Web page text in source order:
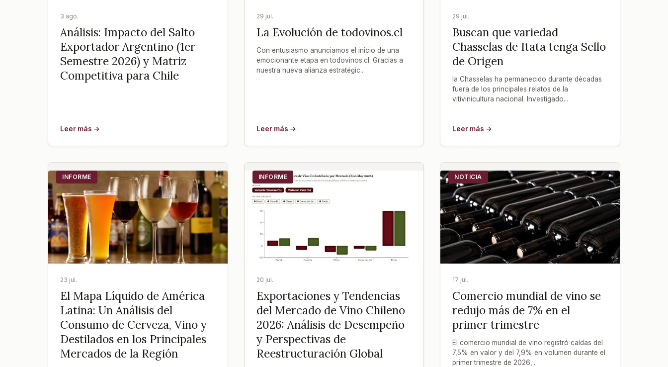
3 ago.
Análisis: Impacto del Salto
Exportador Argentino (1er
Semestre 2026) y Matriz
Competitiva para Chile
Leer más →
29 jul.
La Evolución de todovinos.cl
Con entusiasmo anunciamos el inicio de una
emocionante etapa en todovinos.cl. Gracias a
nuestra nueva alianza estratégic...
Leer más →
29 jul.
Buscan que variedad
Chasselas de Itata tenga Sello
de Origen
la Chasselas ha permanecido durante décadas
fuera de los principales relatos de la
vitivinicultura nacional. Investigado...
Leer más →
INFORME
23 jul.
El Mapa Líquido de América
Latina: Un Análisis del
Consumo de Cerveza, Vino y
Destilados en los Principales
Mercados de la Región
INFORME
20 jul.
Exportaciones y Tendencias
del Mercado de Vino Chileno
2026: Análisis de Desempeño
y Perspectivas de
Reestructuración Global
NOTICIA
17 jul.
Comercio mundial de vino se
redujo más de 7% en el
primer trimestre
El comercio mundial de vino registró caídas del
7,5% en valor y del 7,9% en volumen durante el
primer trimestre de 2026,...